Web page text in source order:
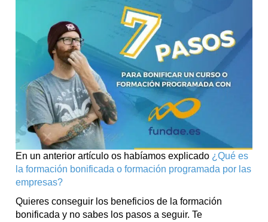
En un anterior artículo os habíamos explicado ¿Qué es
la formación bonificada o formación programada por las
empresas?
Quieres conseguir los beneficios de la formación
bonificada y no sabes los pasos a seguir. Te